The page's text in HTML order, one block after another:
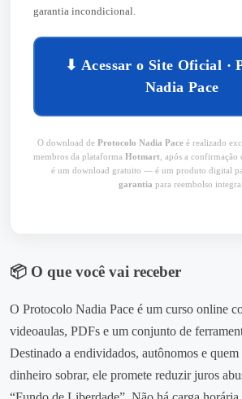
garantia incondicional.
⬇ Acessar o Site Oficial ·
Nadia Pace
O download de Protocolo Nadia Paceé realizado
membros da plataforma Hotmart , após a
é um download gratuito — é um produto digital
garantia para reembolso integral.
📦 O que você vai receber
O Protocolo Nadia Pace é um curso online
videoaulas, PDFs e um conjunto de
Destinado a endividados, autônomos e
dinheiro sobrar, ele promete reduzir juros